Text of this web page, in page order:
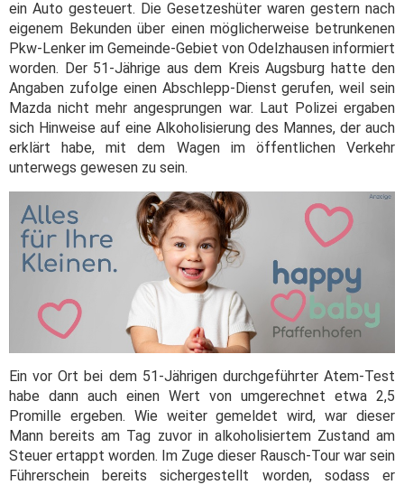
ein Auto gesteuert. Die Gesetzeshüter waren gestern nach
eigenem Bekunden über einen möglicherweise betrunkenen
Pkw-Lenker im Gemeinde-Gebiet von Odelzhausen informiert
worden. Der 51-Jährige aus dem Kreis Augsburg hatte den
Angaben zufolge einen Abschlepp-Dienst gerufen, weil sein
Mazda nicht mehr angesprungen war. Laut Polizei ergaben
sich Hinweise auf eine Alkoholisierung des Mannes, der auch
erklärt habe, mit dem Wagen im öffentlichen Verkehr
unterwegs gewesen zu sein.
Ein vor Ort bei dem 51-Jährigen durchgeführter Atem-Test
habe dann auch einen Wert von umgerechnet etwa 2,5
Promille ergeben. Wie weiter gemeldet wird, war dieser
Mann bereits am Tag zuvor in alkoholisiertem Zustand am
Steuer ertappt worden. Im Zuge dieser Rausch-Tour war sein
Führerschein bereits sichergestellt worden, sodass er